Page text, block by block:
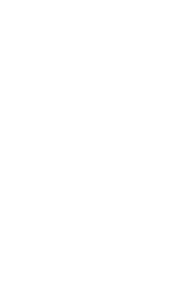
помощь, но